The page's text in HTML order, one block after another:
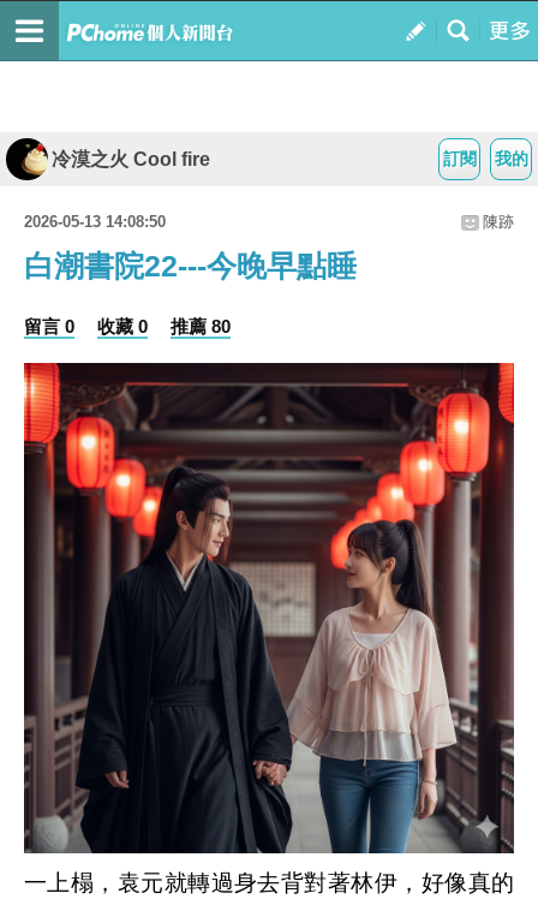
我的
訂閱
冷漠之火 Cool fire
2026-05-13 14:08:50 陳跡
白潮書院22---今晚早點睡
留言 0 收藏 0 推薦 80
一上榻，袁元就轉過身去背對著林伊，好像真的